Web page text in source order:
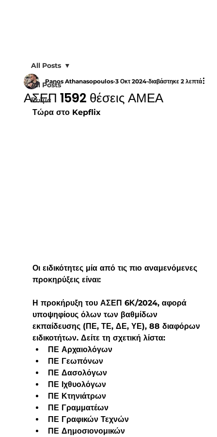
All Posts
Ρεύμα
All Posts
ΑΣΕΠ 1592 θέσεις ΑΜΕΑ
Panos Athanasopoulos 3 Οκτ 2024 διαβάστηκε 2 λεπτά
Τώρα στο Kepflix
Οι ειδικότητες μία από τις πιο αναμενόμενες
προκηρύξεις είναι:
Η προκήρυξη του ΑΣΕΠ 6Κ/2024, αφορά
υποψηφίους όλων των βαθμίδων
εκπαίδευσης (ΠΕ, ΤΕ, ΔΕ, ΥΕ), 88 διαφόρων
ειδικοτήτων. Δείτε τη σχετική λίστα:
ΠΕ Αρχαιολόγων
ΠΕ Γεωπόνων
ΠΕ Δασολόγων
ΠΕ Ιχθυολόγων
ΠΕ Κτηνιάτρων
ΠΕ Γραμματέων
ΠΕ Γραφικών Τεχνών
ΠΕ Δημοσιονομικών